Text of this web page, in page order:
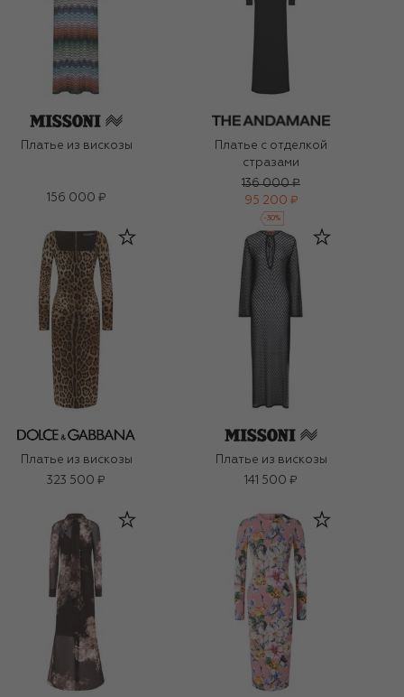
Платье из вискозы
156 000 ₽
Платье с отделкой
стразами
136 000 ₽
95 200 ₽
-30%
Платье из вискозы
323 500 ₽
Платье из вискозы
141 500 ₽